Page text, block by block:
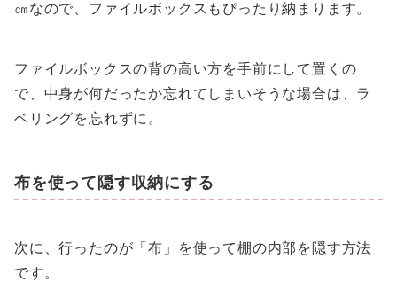
㎝なので、ファイルボックスもぴったり納まります。
ファイルボックスの背の高い方を手前にして置くの
で、中身が何だったか忘れてしまいそうな場合は、ラ
ベリングを忘れずに。
布を使って隠す収納にする
次に、行ったのが「布」を使って棚の内部を隠す方法
です。